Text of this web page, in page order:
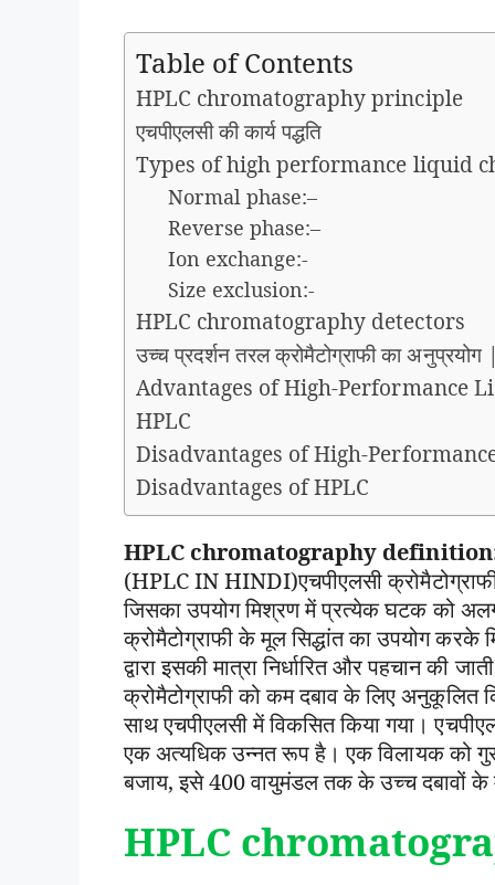
Table of Contents
HPLC chromatography principle
एचपीएलसी की कार्य पद्धति
Types of high performance liquid
Normal phase:–
Reverse phase:–
Ion exchange:-
Size exclusion:-
HPLC chromatography detectors
उच्च प्रदर्शन तरल क्रोमैटोग्राफी का अनुप्रयोग
Advantages of High-Performance
HPLC
Disadvantages of High-
Disadvantages of HPLC
HPLC chromatography
(HPLC IN HINDI)एचपीएलसी
जिसका उपयोग मिश्रण में प्रत्येक घटक को
क्रोमैटोग्राफी के मूल सिद्धांत का उपयोग करके
द्वारा इसकी मात्रा निर्धारित और पहचान
क्रोमैटोग्राफी को कम दबाव के लिए
साथ एचपीएलसी में विकसित किया गया।
एक अत्यधिक उन्नत रूप है। एक विलायक को
बजाय, इसे 400 वायुमंडल तक के उच्च दबावों के
HPLC